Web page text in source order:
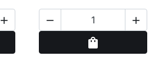
  
shopping_bag